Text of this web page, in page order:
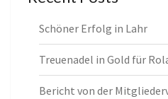
Schöner Erfolg in Lahr
Treuenadel in Gold für
Bericht von der